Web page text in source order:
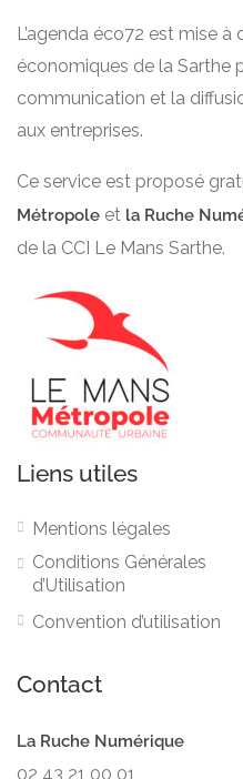
L’agenda éco72 est mise
économiques de la Sarthe
communication et la
aux entreprises.
Ce service est proposé
Métropole et la Ruche
de la CCI Le Mans Sarthe.
Liens utiles
Mentions légales
Conditions Générales
d’Utilisation
Convention d’utilisation
Contact
La Ruche Numérique
02 43 21 00 01